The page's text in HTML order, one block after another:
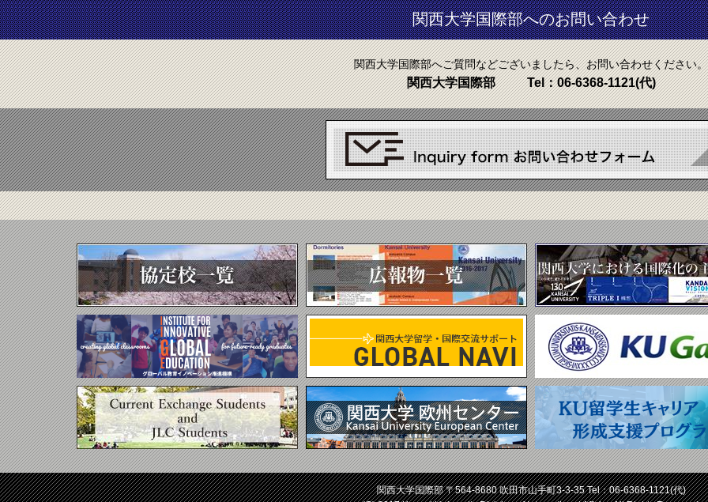
関西大学国際部へのお問い合わせ
関西大学国際部へご質問などございましたら、お問い合わせください。
関西大学国際部 Tel：06-6368-1121(代)
関西大学国際部 〒564-8680 吹田市山手町3-3-35 Tel：06-6368-1121(代)